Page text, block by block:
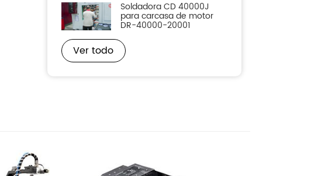
Soldadora CD 40000J
para carcasa de motor
DR-40000-20001
Ver todo